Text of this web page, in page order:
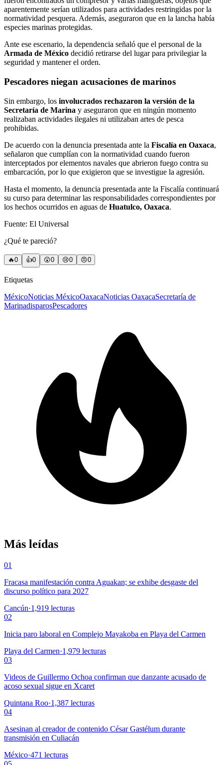
aparentemente serían utilizados para actividades restringidas por la
normatividad pesquera. Además, aseguraron que en la lancha había
especies marinas protegidas.
Ante ese escenario, la dependencia señaló que el personal de la
Armada de México decidió retirarse del lugar para privilegiar la
seguridad y mantener el orden.
Pescadores niegan acusaciones de marinos
Sin embargo, los involucrados rechazaron la versión de la
Secretaría de Marina y aseguraron que en ningún momento
realizaban actividades ilegales ni utilizaban artes de pesca
prohibidas.
De acuerdo con la denuncia presentada ante la Fiscalía en Oaxaca,
señalaron que cumplían con la normatividad cuando fueron
interceptados por elementos navales que abrieron fuego contra su
embarcación, por lo que exigieron que se investigue la agresión.
Hasta el momento, la denuncia presentada ante la Fiscalía continuará
su curso para determinar las responsabilidades correspondientes por
los hechos ocurridos en aguas de Huatulco, Oaxaca.
Fuente: El Universal
¿Qué te pareció?
🔥0 👍0 😲0 😢0 😠0
Etiquetas
MéxicoNoticias MéxicoOaxacaNoticias OaxacaSecretaría de
MarinadisparosPescadores
Más leídas
01
Fracasa manifestación contra Aguakan; se exhibe desgaste del
discurso político para 2027
Cancún·1,919 lecturas
02
Inicia paro laboral en Complejo Mayakoba en Playa del Carmen
Playa del Carmen·1,979 lecturas
03
Videos de Guillermo Ochoa confirman que danzante acusado de
acoso sexual sigue en Xcaret
Quintana Roo·1,387 lecturas
04
Asesinan al creador de contenido César Gastélum durante
transmisión en Culiacán
México·471 lecturas